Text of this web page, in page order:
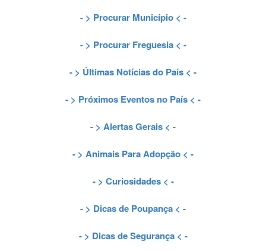
- > Procurar Município< -
- > Procurar Freguesia< -
- > Últimas Notícias do País < -
- > Próximos Eventos no País < -
- > Alertas Gerais < -
- > Animais Para Adopção < -
- > Curiosidades< -
- > Dicas de Poupança < -
- > Dicas de Segurança< -